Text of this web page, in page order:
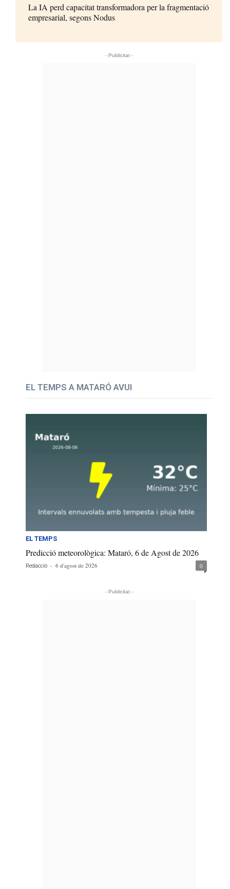
La IA perd capacitat transformadora per la fragmentació
empresarial, segons Nodus
- Publicitat -
EL TEMPS A MATARÓ AVUI
EL TEMPS
Predicció meteorològica: Mataró, 6 de Agost de 2026
Redacció - 6 d'agost de 2026 0
- Publicitat -